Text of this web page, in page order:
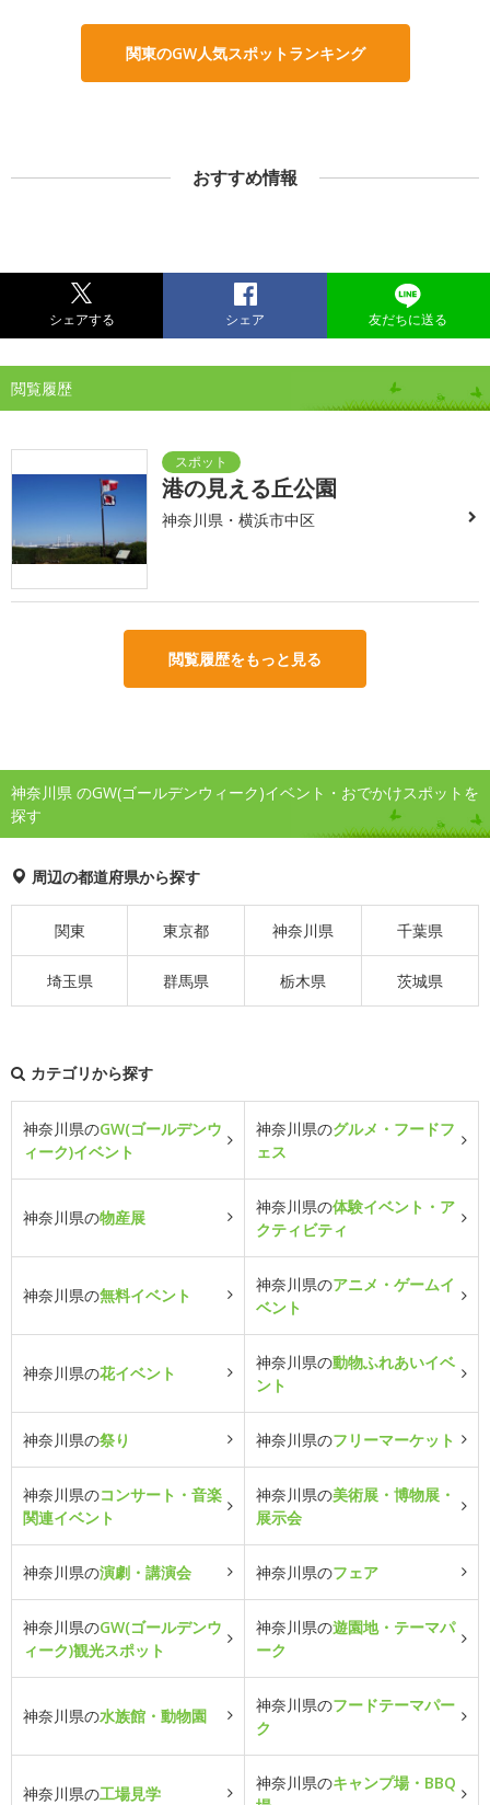
関東のGW人気スポットランキング
おすすめ情報
シェアする シェア 友だちに送る
閲覧履歴
港の見える丘公園
神奈川県・横浜市中区
閲覧履歴をもっと見る
神奈川県 のGW(ゴールデンウィーク)イベント・おでかけスポットを
探す
周辺の都道府県から探す
関東 東京都 神奈川県 千葉県
埼玉県 群馬県 栃木県 茨城県
カテゴリから探す
神奈川県のGW(ゴールデンウ
ィーク)イベント
神奈川県のグルメ・フードフ
ェス
神奈川県の物産展
神奈川県の体験イベント・ア
クティビティ
神奈川県の無料イベント
神奈川県のアニメ・ゲームイ
ベント
神奈川県の花イベント
神奈川県の動物ふれあいイベ
ント
神奈川県の祭り 神奈川県のフリーマーケット
神奈川県のコンサート・音楽
関連イベント
神奈川県の美術展・博物展・
展示会
神奈川県の演劇・講演会 神奈川県のフェア
神奈川県のGW(ゴールデンウ
ィーク)観光スポット
神奈川県の遊園地・テーマパ
ーク
神奈川県の水族館・動物園
神奈川県のフードテーマパー
ク
神奈川県の工場見学
神奈川県のキャンプ場・BBQ